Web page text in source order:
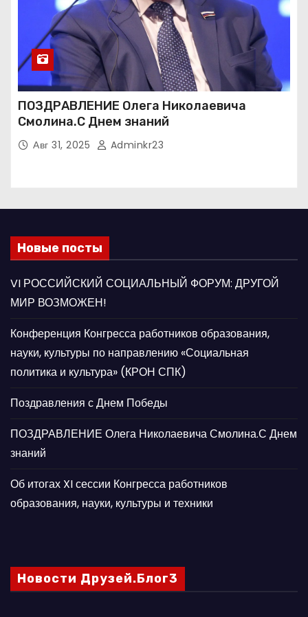
ПОЗДРАВЛЕНИЕ Олега Николаевича
Смолина.С Днем знаний
Авг 31, 2025 Adminkr23
Новые посты
VI РОССИЙСКИЙ СОЦИАЛЬНЫЙ ФОРУМ: ДРУГОЙ
МИР ВОЗМОЖЕН!
Конференция Конгресса работников образования,
науки, культуры по направлению «Социальная
политика и культура» (КРОН СПК)
Поздравления с Днем Победы
ПОЗДРАВЛЕНИЕ Олега Николаевича Смолина.С Днем
знаний
Об итогах XI сессии Конгресса работников
образования, науки, культуры и техники
Новости Друзей.Блог3